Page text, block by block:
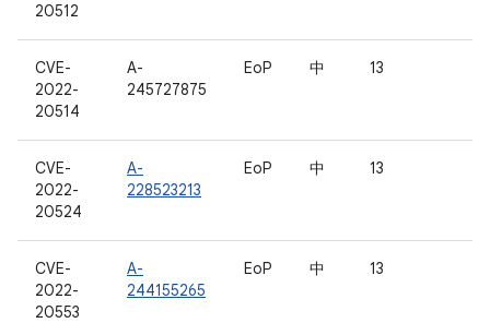
20512
CVE-
2022-
20514
A-
245727875
EoP 中 13
CVE-
2022-
20524
A-
228523213
EoP 中 13
CVE-
2022-
20553
A-
244155265
EoP 中 13